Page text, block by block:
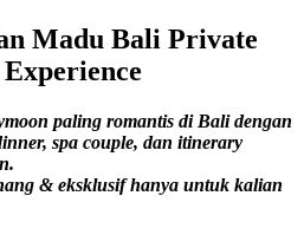
Madu Bali Private
paling romantis di Bali dengan
spa couple, dan itinerary
& eksklusif hanya untuk kalian